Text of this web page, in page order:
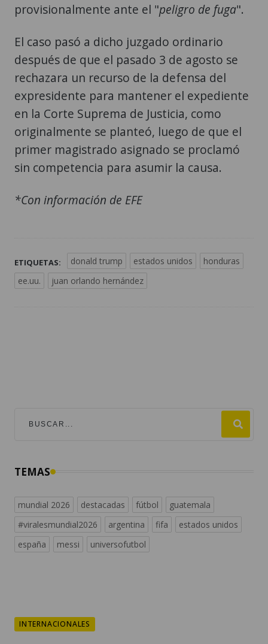
provisionalmente ante el "peligro de fuga".
El caso pasó a dicho juzgado ordinario
después de que el pasado 3 de agosto se
rechazara un recurso de la defensa del
expresidente para mantener el expediente
en la Corte Suprema de Justicia, como
originalmente se planteó, luego de que el
primer magistrado asignado se proclamó
sin competencia para asumir la causa.
*Con información de EFE
ETIQUETAS: donald trump estados unidos
honduras
ee.uu.
juan orlando hernández
mundial 2026
españa
messi universofutbol
¿Por qué un experto de la